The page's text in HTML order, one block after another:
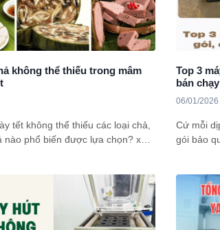
không thể thiếu trong mâm
tết không thể thiếu các loại chả,
nào phổ biến được lựa chọn? xem
Top 3
bán
06/01/2026
Cứ mỗi
gói bảo
Đóng
người
chọn